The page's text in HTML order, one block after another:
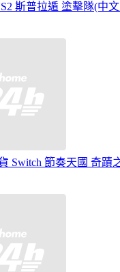
斯普拉遁 塗擊隊(中
Switch 節奏天國 奇蹟